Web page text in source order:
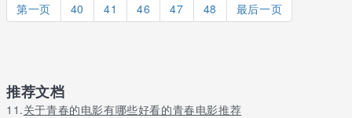
第一页 40 41 46 47 48 最后一页
推荐文档
11.关于青春的电影有哪些好看的青春电影推荐